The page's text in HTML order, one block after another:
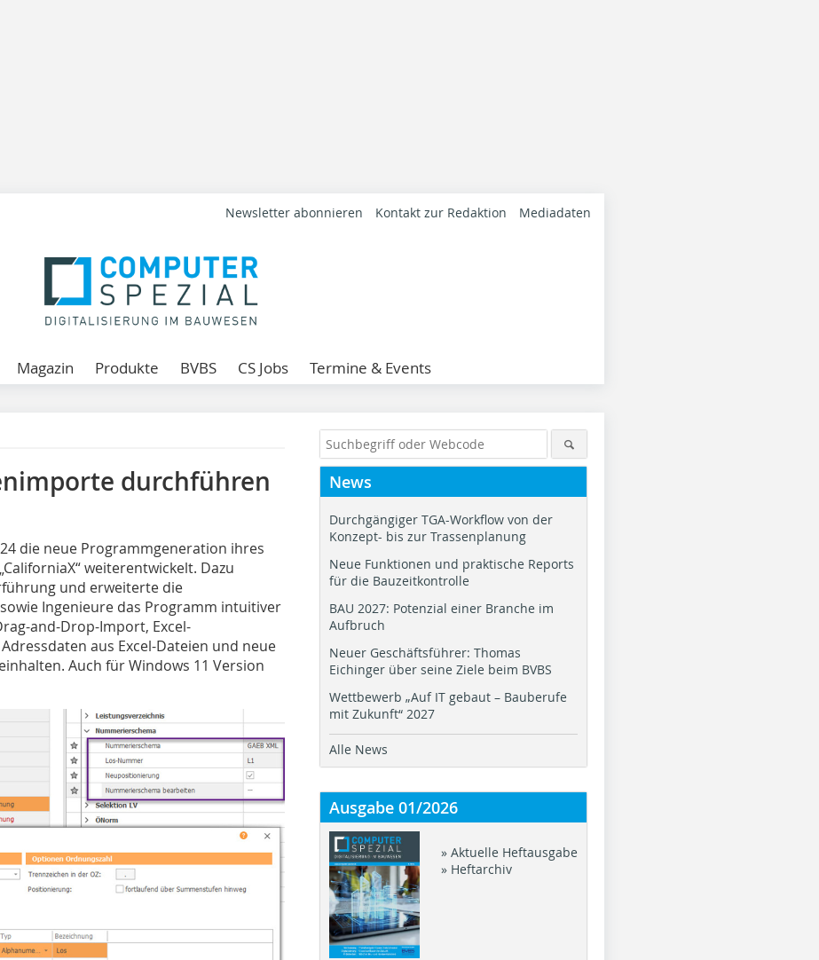
Newsletter abonnieren Kontakt zur Redaktion Mediadaten
Magazin Produkte BVBS CS Jobs Termine & Events
durchführen
die neue Programmgeneration ihres
weiterentwickelt. Dazu
und erweiterte die
Ingenieure das Programm intuitiver
and-Drop-Import, Excel-
aus Excel-Dateien und neue
Auch für Windows 11 Version
News
Durchgängiger TGA-Workflow von der
Konzept- bis zur Trassenplanung
Neue Funktionen und praktische Reports
für die Bauzeitkontrolle
BAU 2027: Potenzial einer Branche im
Aufbruch
Neuer Geschäftsführer: Thomas
Eichinger über seine Ziele beim BVBS
Wettbewerb „Auf IT gebaut – Bauberufe
mit Zukunft“ 2027
Alle News
Ausgabe 01/2026
» Aktuelle Heftausgabe
» Heftarchiv